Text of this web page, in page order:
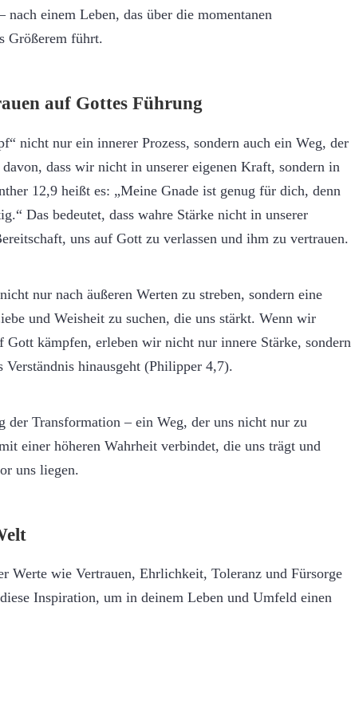
einem Leben, das über die momentanen
Größerem führt.
auf Gottes Führung
nicht nur ein innerer Prozess, sondern auch ein Weg, der
dass wir nicht in unserer eigenen Kraft, sondern in
12,9 heißt es: „Meine Gnade ist genug für dich, denn
Das bedeutet, dass wahre Stärke nicht in unserer
uns auf Gott zu verlassen und ihm zu vertrauen.
nur nach äußeren Werten zu streben, sondern eine
und Weisheit zu suchen, die uns stärkt. Wenn wir
Gott kämpfen, erleben wir nicht nur innere Stärke, sondern
Verständnis hinausgeht (Philipper 4,7).
der Transformation – ein Weg, der uns nicht nur zu
einer höheren Wahrheit verbindet, die uns trägt und
uns liegen.
Werte wie Vertrauen, Ehrlichkeit, Toleranz und Fürsorge
Inspiration, um in deinem Leben und Umfeld einen